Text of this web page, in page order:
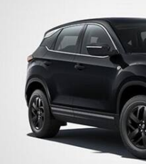
टाटा ने बंद की
इन वेरिएंट्स की
लेखन सोनाली सिंह Jun 07, 2021
क्या है खबर?
टाटा मोटर्स ने अपने
XT, XZ और XZA